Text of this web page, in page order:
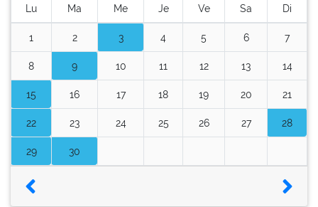
Lu Ma Me Je Ve Sa Di
1 2 3 4 5 6 7
8 9 10 11 12 13 14
15 16 17 18 19 20 21
22 23 24 25 26 27 28
29 30